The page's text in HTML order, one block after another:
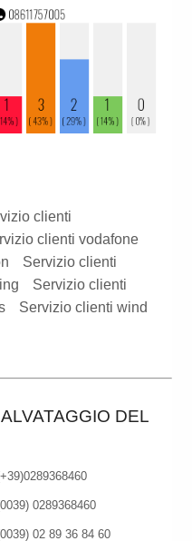
clienti
clienti vodafone
Servizio clienti
Servizio clienti
Servizio clienti wind
DEL
0289368460
02 89 36 84 60